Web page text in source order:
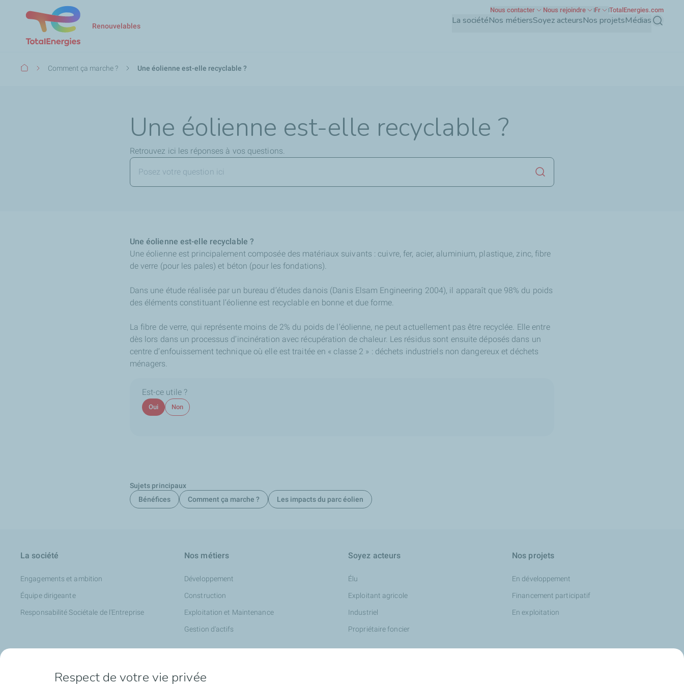
Renouvelables La sociétéNos métiersSoyez acteursNos projetsMédias
Nous contacter Nous rejoindre Fr TotalEnergies.com
Fil
Comment ça marche ? Une éolienne est-elle recyclable ?
Une éolienne est-elle recyclable ?
Retrouvez ici les réponses à vos questions.
Lancer la recherche
Une éolienne est-elle recyclable ?
Une éolienne est principalement composée des matériaux suivants : cuivre, fer, acier, aluminium, plastique, zinc, fibre
de verre (pour les pales) et béton (pour les fondations).
Dans une étude réalisée par un bureau d’études danois (Danis Elsam Engineering 2004), il apparaît que 98% du poids
des éléments constituant l’éolienne est recyclable en bonne et due forme.
La fibre de verre, qui représente moins de 2% du poids de l’éolienne, ne peut actuellement pas être recyclée. Elle entre
dès lors dans un processus d’incinération avec récupération de chaleur. Les résidus sont ensuite déposés dans un
centre d’enfouissement technique où elle est traitée en « classe 2 » : déchets industriels non dangereux et déchets
ménagers.
Est-ce utile ?
Oui Non
Sujets principaux
Bénéfices
Comment ça marche ? Les impacts du parc éolien
La société
Engagements et ambition
Équipe dirigeante
Responsabilité Sociétale de l'Entreprise
Nos métiers
Développement
Construction
Exploitation et Maintenance
Gestion d'actifs
Soyez acteurs
Élu
Exploitant agricole
Industriel
Propriétaire foncier
Nos projets
En développement
Financement participatif
En exploitation
Respect de votre vie privée